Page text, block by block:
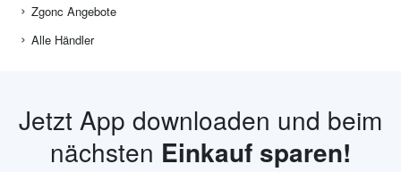
Zgonc Angebote
Alle Händler
Jetzt App downloaden und beim
nächsten Einkauf sparen!